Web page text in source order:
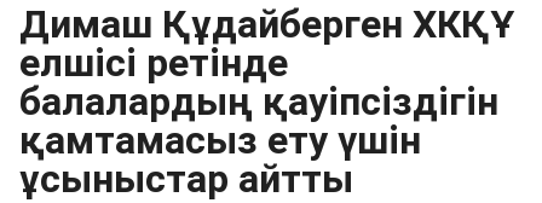
Димаш Құдайберген ХКҚҰ
елшісі ретінде
балалардың қауіпсіздігін
қамтамасыз ету үшін
ұсыныстар айтты